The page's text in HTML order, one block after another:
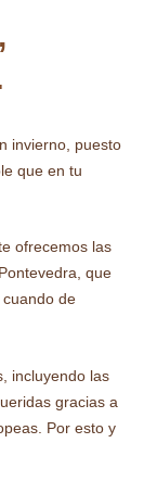
invierno, puesto
que en tu
ofrecemos las
que
de
incluyendo las
gracias a
Por esto y